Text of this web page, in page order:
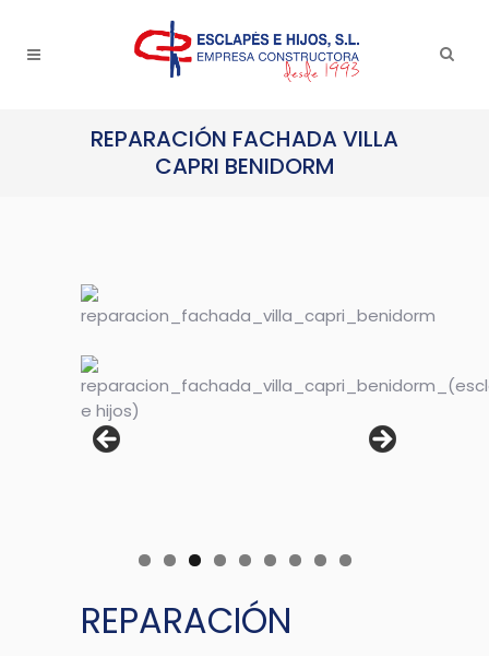
REPARACIÓN FACHADA VILLA
CAPRI BENIDORM
REPARACIÓN